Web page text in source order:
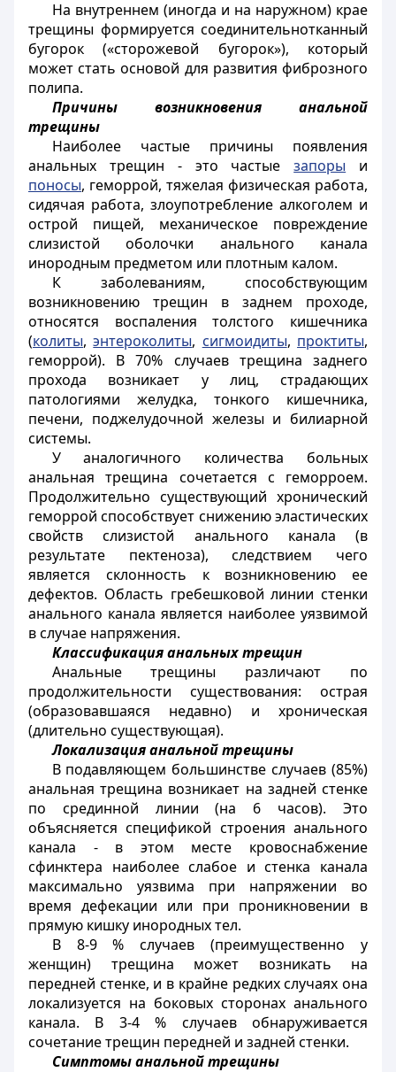
На внутреннем (иногда и на наружном) крае
трещины формируется соединительнотканный
бугорок («сторожевой бугорок»), который
может стать основой для развития фиброзного
полипа.
Причины возникновения анальной
трещины
Наиболее частые причины появления
анальных трещин - это частыезапоры и
поносы, геморрой, тяжелая физическая работа,
сидячая работа, злоупотребление алкоголем и
острой пищей, механическое повреждение
слизистой оболочки анального канала
инородным предметом или плотным калом.
К заболеваниям, способствующим
возникновению трещин в заднем проходе,
относятся воспаления толстого кишечника
(колиты,энтероколиты, сигмоидиты, проктиты,
геморрой). В 70% случаев трещина заднего
прохода возникает у лиц, страдающих
патологиями желудка, тонкого кишечника,
печени, поджелудочной железы и билиарной
системы.
У аналогичного количества больных
анальная трещина сочетается с геморроем.
Продолжительно существующий хронический
геморрой способствует снижению эластических
свойств слизистой анального канала (в
результате пектеноза), следствием чего
является склонность к возникновению ее
дефектов. Область гребешковой линии стенки
анального канала является наиболее уязвимой
в случае напряжения.
Классификация анальных трещин
Анальные трещины различают по
продолжительности существования: острая
(образовавшаяся недавно) и хроническая
(длительно существующая).
Локализация анальной трещины
В подавляющем большинстве случаев (85%)
анальная трещина возникает на задней стенке
по срединной линии (на 6 часов). Это
объясняется спецификой строения анального
канала - в этом месте кровоснабжение
сфинктера наиболее слабое и стенка канала
максимально уязвима при напряжении во
время дефекации или при проникновении в
прямую кишку инородных тел.
В 8-9 % случаев (преимущественно у
женщин) трещина может возникать на
передней стенке, и в крайне редких случаях она
локализуется на боковых сторонах анального
канала. В 3-4 % случаев обнаруживается
сочетание трещин передней и задней стенки.
Симптомы анальной трещины